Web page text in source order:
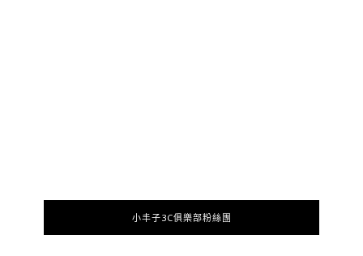
小丰子3C俱樂部粉絲團